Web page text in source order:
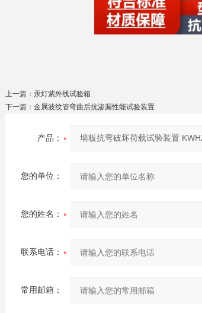
上一篇： 汞灯紫外线试验箱
下一篇： 金属波纹管弯曲后抗渗漏性能试验装置
产品：
您的单位：
您的姓名：
联系电话：
常用邮箱：